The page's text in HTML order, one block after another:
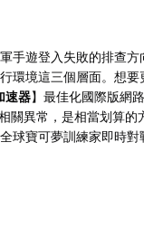
手遊登入失敗的排查
環境這三個層面。想要
速器】最佳化國際版網
關異常，是相當划算的
球寶可夢訓練家即時對